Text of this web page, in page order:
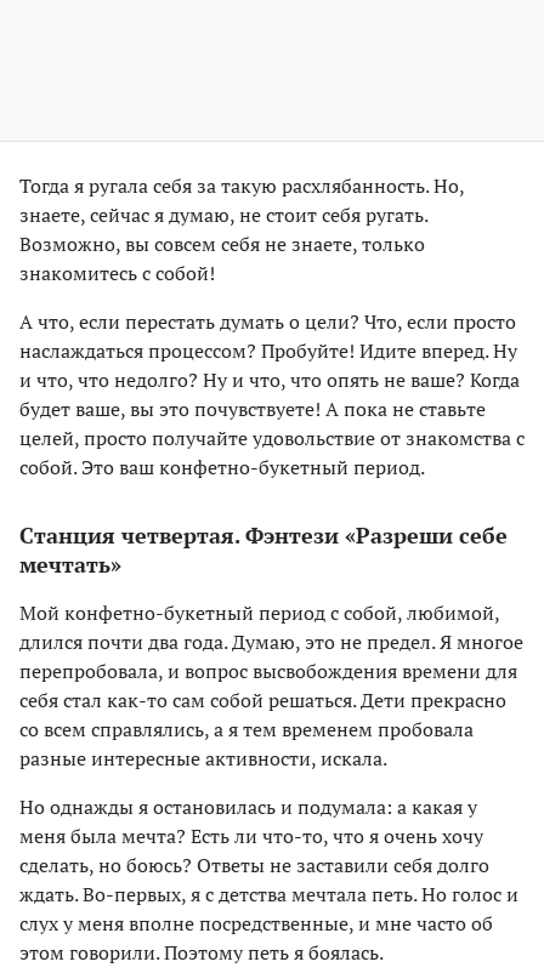
Тогда я ругала себя за такую расхлябанность. Но,
знаете, сейчас я думаю, не стоит себя ругать.
Возможно, вы совсем себя не знаете, только
знакомитесь с собой!
А что, если перестать думать о цели? Что, если просто
наслаждаться процессом? Пробуйте! Идите вперед. Ну
и что, что недолго? Ну и что, что опять не ваше? Когда
будет ваше, вы это почувствуете! А пока не ставьте
целей, просто получайте удовольствие от знакомства с
собой. Это ваш конфетно-букетный период.
Станция четвертая. Фэнтези «Разреши себе
мечтать»
Мой конфетно-букетный период с собой, любимой,
длился почти два года. Думаю, это не предел. Я многое
перепробовала, и вопрос высвобождения времени для
себя стал как-то сам собой решаться. Дети прекрасно
со всем справлялись, а я тем временем пробовала
разные интересные активности, искала.
Но однажды я остановилась и подумала: а какая у
меня была мечта? Есть ли что-то, что я очень хочу
сделать, но боюсь? Ответы не заставили себя долго
ждать. Во-первых, я с детства мечтала петь. Но голос и
слух у меня вполне посредственные, и мне часто об
этом говорили. Поэтому петь я боялась.